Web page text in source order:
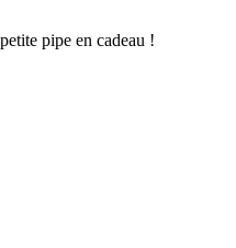
pipe en cadeau !